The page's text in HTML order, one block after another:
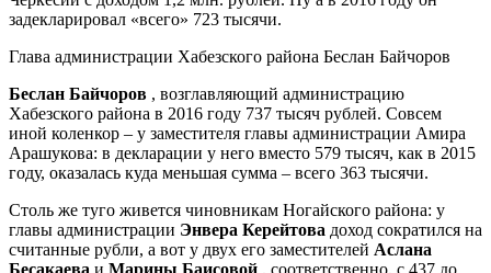
задекларировал «всего» 723 тысячи.
Глава администрации Хабезского района Беслан Байчоров
Беслан Байчоров , возглавляющий администрацию
Хабезского района в 2016 году 737 тысяч рублей. Совсем
иной коленкор – у заместителя главы администрации Амира
Арашукова: в декларации у него вместо 579 тысяч, как в 2015
году, оказалась куда меньшая сумма – всего 363 тысячи.
Столь же туго живется чиновникам Ногайского района: у
главы администрации Энвера Керейтова доход сократился на
считанные рубли, а вот у двух его заместителей Аслана
Бесакаева и Марины Баисовой , соответственно, с 437 до